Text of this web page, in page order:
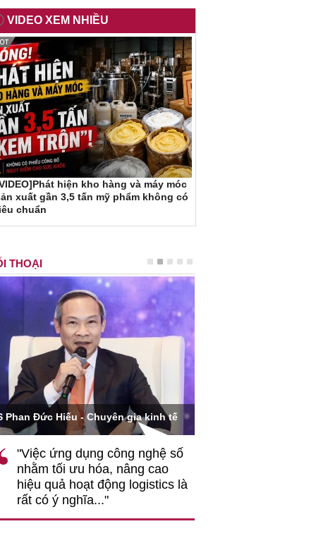
VIDEO XEM NHIỀU
hiện kho hàng và máy móc
xuất gần 3,5 tấn mỹ phẩm không có
chuẩn
THOẠI
Phan Đức Hiếu - Chuyên gia kinh tế
"Việc ứng dụng công nghệ số
nhằm tối ưu hóa, nâng cao
hiệu quả hoạt động logistics là
rất có ý nghĩa..."